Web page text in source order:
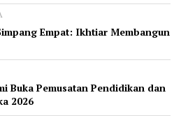
Empat: Ikhtiar Membangun
Buka Pemusatan Pendidikan dan
2026